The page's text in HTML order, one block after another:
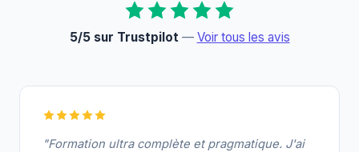
5/5 sur Trustpilot— Voir tous les avis
"Formation ultra complète et pragmatique. J'ai